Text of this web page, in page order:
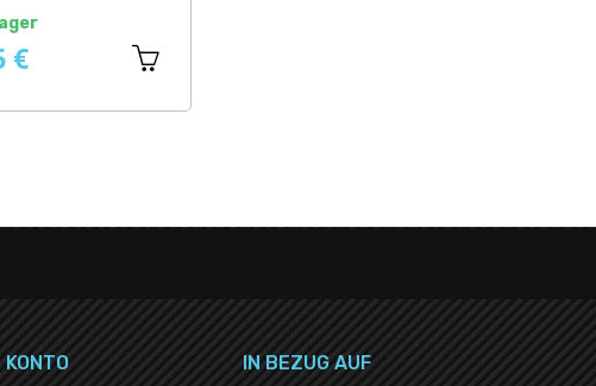
€
KONTO IN BEZUG AUF